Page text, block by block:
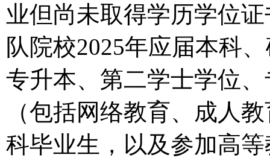
业但尚未取得学历学位
队院校2025年应届本科
专升本、第二学士学位
（包括网络教育、成人
科毕业生，以及参加高